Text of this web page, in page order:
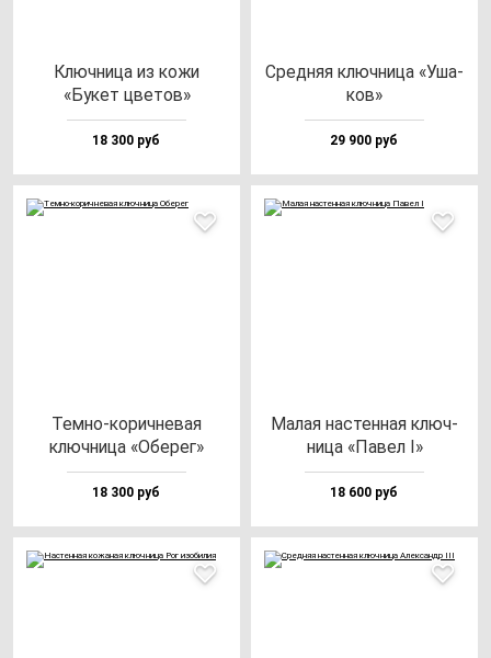
Ключ­ни­ца из ко­жи
«Букет цве­тов»
18 300 руб
Сред­няя ключ­ни­ца «Уша­
ков»
29 900 руб
Тем­но-ко­рич­не­вая
ключ­ни­ца «Обе­рег»
18 300 руб
Малая нас­тен­ная ключ­
ни­ца «Павел I»
18 600 руб